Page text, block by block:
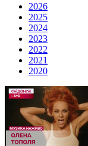
2026
2025
2024
2023
2022
2021
2020